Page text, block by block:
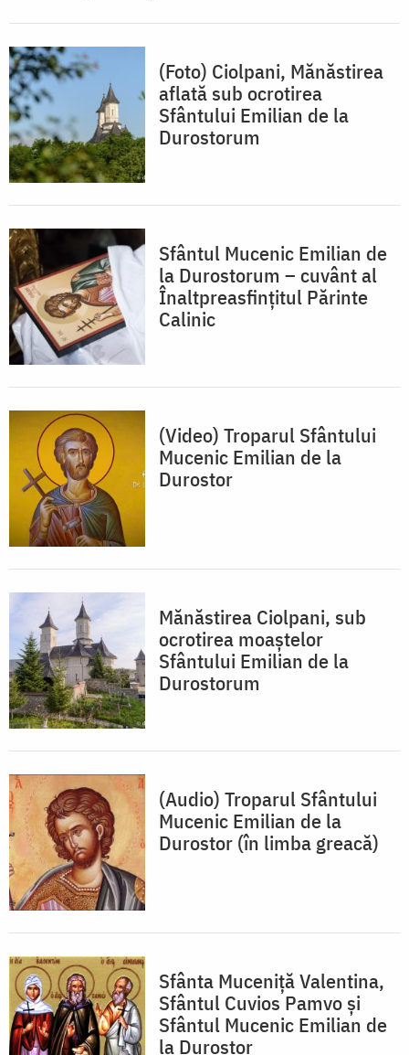
(Foto) Ciolpani, Mănăstirea
aflată sub ocrotirea
Sfântului Emilian de la
Durostorum
Sfântul Mucenic Emilian de
la Durostorum – cuvânt al
Înaltpreasfințitul Părinte
Calinic
(Video) Troparul Sfântului
Mucenic Emilian de la
Durostor
Mănăstirea Ciolpani, sub
ocrotirea moaştelor
Sfântului Emilian de la
Durostorum
(Audio) Troparul Sfântului
Mucenic Emilian de la
Durostor (în limba greacă)
Sfânta Muceniţă Valentina,
Sfântul Cuvios Pamvo și
Sfântul Mucenic Emilian de
la Durostor